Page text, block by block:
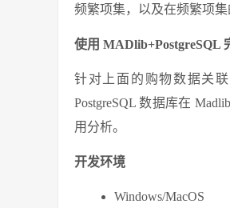
频繁项集，以及在频繁项
使用 MADlib+PostgreSQL
针对上面的购物数据关
PostgreSQL 数据库在
用分析。
开发环境
Windows/MacOS